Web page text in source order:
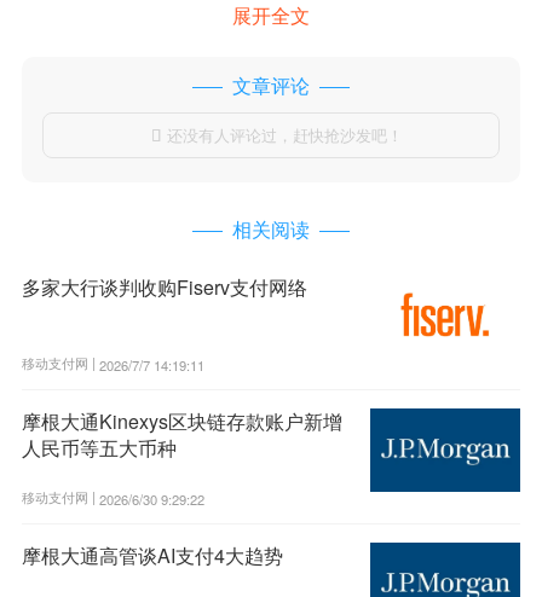
展开全文
文章评论
 还没有人评论过，赶快抢沙发吧！
相关阅读
多家大行谈判收购Fiserv支付网络
移动支付网 | 2026/7/7 14:19:11
摩根大通Kinexys区块链存款账户新增
人民币等五大币种
移动支付网 | 2026/6/30 9:29:22
摩根大通高管谈AI支付4大趋势